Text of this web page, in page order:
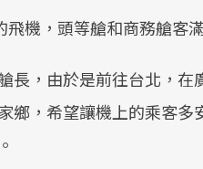
飛機，頭等艙和商務艙客
長，由於是前往台北，
鄉，希望讓機上的乘客